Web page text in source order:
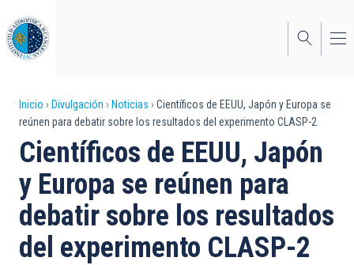
al
contenido
principal
Sobrescribir
enlaces
de
ayuda
a
la
Inicio Divulgación Noticias
Científicos de EEUU, Japón y Europa se
reúnen para debatir sobre los resultados del experimento CLASP-2
Científicos de EEUU, Japón
y Europa se reúnen para
debatir sobre los resultados
del experimento CLASP-2